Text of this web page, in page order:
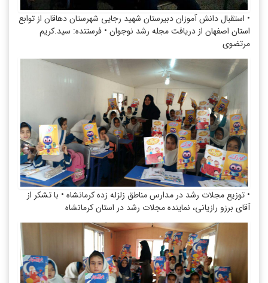
• استقبال دانش آموزان دبیرستان شهید رجایی شهرستان دهاقان از توابع
استان اصفهان از دریافت مجله رشد نوجوان • فرستنده: سید.کریم
مرتضوی
• توزیع مجلات رشد در مدارس مناطق زلزله زده کرمانشاه • با تشکر از
آقای برزو رازیانی، نماینده مجلات رشد در استان کرمانشاه